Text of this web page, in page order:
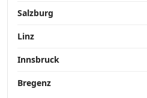
Salzburg
Linz
Innsbruck
Bregenz